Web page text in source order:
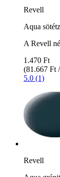
Revell
Aqua
A Revell
1.470 Ft
(81.667 Ft
5.0 (1)
Revell